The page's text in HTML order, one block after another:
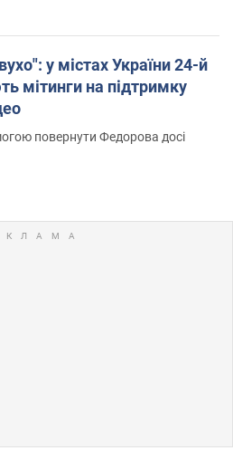
у містах України 24-й
мітинги на підтримку
повернути Федорова досі